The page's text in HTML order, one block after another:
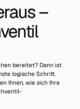
–
bereitet? Dann ist
logische Schritt.
Ihnen, wie sich Ihre